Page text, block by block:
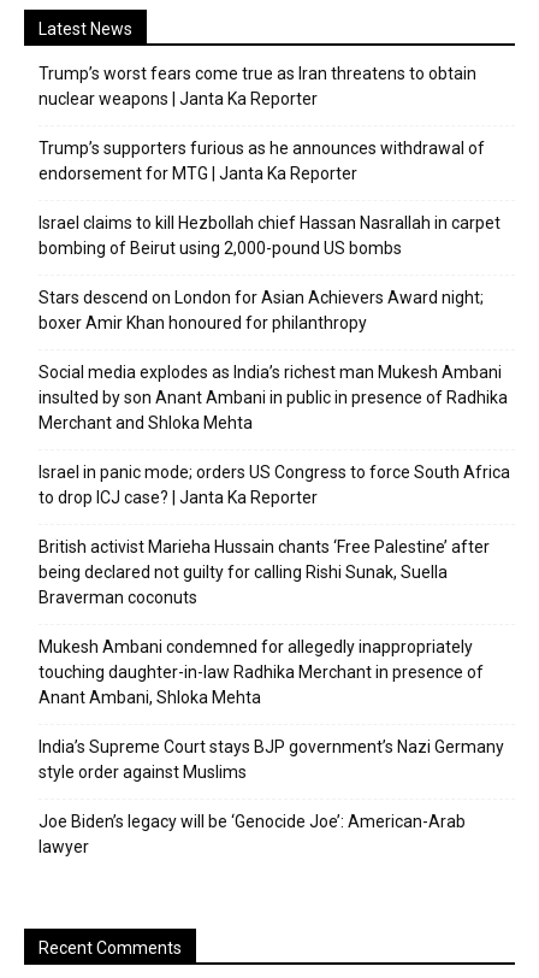
Latest News
Trump’s worst fears come true as Iran threatens to obtain
nuclear weapons | Janta Ka Reporter
Trump’s supporters furious as he announces withdrawal of
endorsement for MTG | Janta Ka Reporter
Israel claims to kill Hezbollah chief Hassan Nasrallah in carpet
bombing of Beirut using 2,000-pound US bombs
Stars descend on London for Asian Achievers Award night;
boxer Amir Khan honoured for philanthropy
Social media explodes as India’s richest man Mukesh Ambani
insulted by son Anant Ambani in public in presence of Radhika
Merchant and Shloka Mehta
Israel in panic mode; orders US Congress to force South Africa
to drop ICJ case? | Janta Ka Reporter
British activist Marieha Hussain chants ‘Free Palestine’ after
being declared not guilty for calling Rishi Sunak, Suella
Braverman coconuts
Mukesh Ambani condemned for allegedly inappropriately
touching daughter-in-law Radhika Merchant in presence of
Anant Ambani, Shloka Mehta
India’s Supreme Court stays BJP government’s Nazi Germany
style order against Muslims
Joe Biden’s legacy will be ‘Genocide Joe’: American-Arab
lawyer
Recent Comments